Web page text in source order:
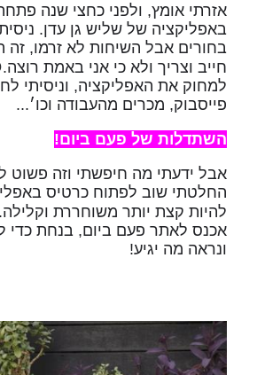
אזרתי אומץ, ולפני כחצי שנה
באפליקציה של שליש גן עדן.
בחורים אבל השיחות לא זרמו, זה
חייב וצריך ולא כי אני באמת
למחוק את האפליקציה, וניסיתי
פייסבוק, מכרים מהעבודה וכו׳...
השתדלות של פעם ביום!
אבל ידעתי מה חיפשתי וזה פשוט
החלטתי שוב לפתוח כרטיס
להיות קצת יותר משוחררת
אכנס לאתר פעם ביום, בנחת כדי
ונראה מה יגיע!